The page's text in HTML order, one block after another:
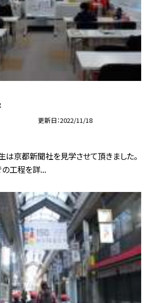
更新日 2022/11/18
は京都新聞社を見学させて頂きました。
工程を詳...